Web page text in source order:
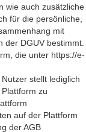
wie auch zusätzliche
für die persönliche,
mit
der DGUV bestimmt.
die unter https://e-
stellt lediglich
zu
auf der Plattform
der AGB